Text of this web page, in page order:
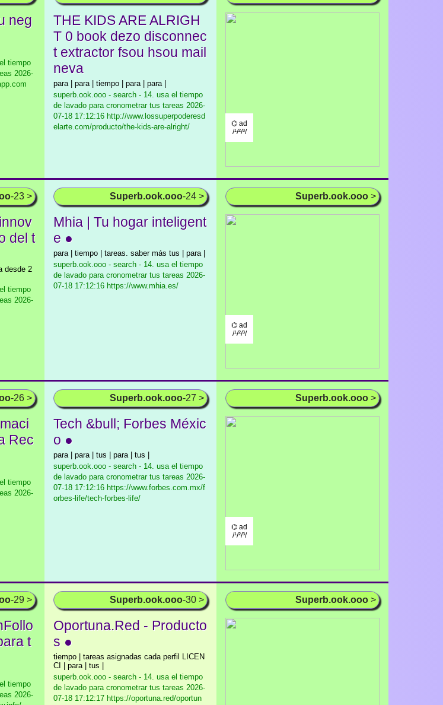
neg
tiempo
2026-
THE KIDS ARE ALRIGH
T 0 book dezo disconnec
t extractor fsou hsou mail
neva
para | para | tiempo | para | para |
superb.ook.ooo - search - 14. usa el tiempo
de lavado para cronometrar tus tareas 2026-
07-18 17:12:16 http://www.lossuperpoderesd
elarte.com/producto/the-kids-are-alright/
⌬ ad
/¹/²/³/
-23 >
del t
desde 2
tiempo
2026-
Superb.ook.ooo-24 >
Mhia | Tu hogar inteligent
e ●
para | tiempo | tareas. saber más tus | para |
superb.ook.ooo - search - 14. usa el tiempo
de lavado para cronometrar tus tareas 2026-
07-18 17:12:16 https://www.mhia.es/
Superb.ook.ooo >
⌬ ad
/¹/²/³/
-26 >
Rec
tiempo
2026-
Superb.ook.ooo-27 >
Tech &bull; Forbes Méxic
o ●
para | para | tus | para | tus |
superb.ook.ooo - search - 14. usa el tiempo
de lavado para cronometrar tus tareas 2026-
07-18 17:12:16 https://www.forbes.com.mx/f
orbes-life/tech-forbes-life/
Superb.ook.ooo >
⌬ ad
/¹/²/³/
-29 >
t
tiempo
2026-
Superb.ook.ooo-30 >
Oportuna.Red - Producto
s ●
tiempo | tareas asignadas cada perfil LICEN
CI | para | tus |
superb.ook.ooo - search - 14. usa el tiempo
de lavado para cronometrar tus tareas 2026-
07-18 17:12:17 https://oportuna.red/oportun
Superb.ook.ooo >